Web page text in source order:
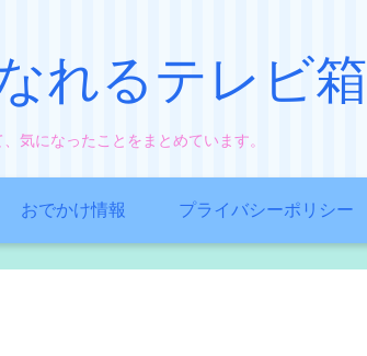
れるテレビ箱
気になったことをまとめています。
おでかけ情報 プライバシーポリシー